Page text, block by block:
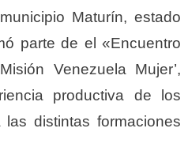
Maturín, estado
parte de el «Encuentro
Venezuela Mujer’,
productiva de los
distintas formaciones